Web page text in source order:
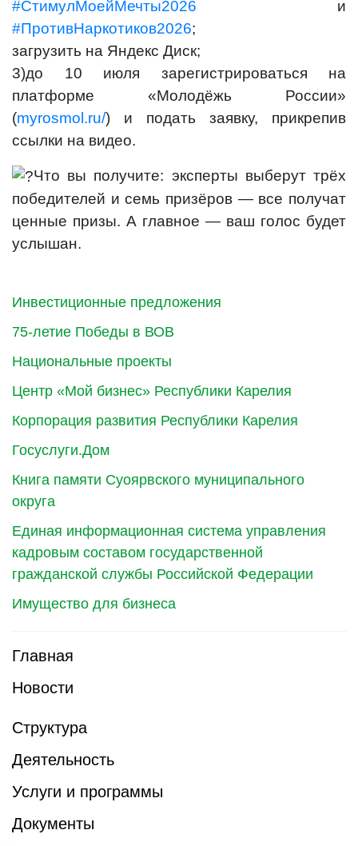
Инвестиционные предложения
75-летие Победы в ВОВ
Национальные проекты
Центр «Мой бизнес» Республики Карелия
Корпорация развития Республики Карелия
Госуслуги.Дом
Книга памяти Суоярвского муниципального
округа
Единая информационная система управления
кадровым составом государственной
гражданской службы Российской Федерации
Имущество для бизнеса
Главная
Новости
Структура
Деятельность
Услуги и программы
Документы
#СтимулМоейМечты2026 и
#ПротивНаркотиков2026;
загрузить на Яндекс Диск;
3)до 10 июля зарегистрироваться на
платформе «Молодёжь России»
(myrosmol.ru/) и подать заявку, прикрепив
ссылки на видео.
Что вы получите: эксперты выберут трёх
победителей и семь призёров — все получат
ценные призы. А главное — ваш голос будет
услышан.